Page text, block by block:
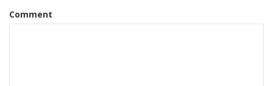
Comment